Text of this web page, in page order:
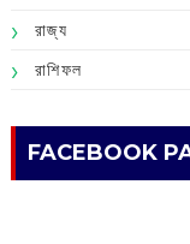
রাজ্য
রাশিফল
FACEBOOK